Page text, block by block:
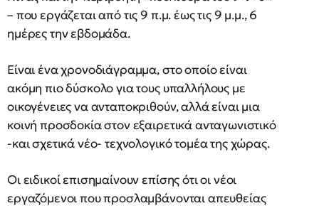
– που εργάζεται από τις 9 π.μ. έως τις 9 μ.μ., 6
ημέρες την εβδομάδα.
Είναι ένα χρονοδιάγραμμα, στο οποίο είναι
ακόμη πιο δύσκολο για τους υπαλλήλους με
οικογένειες να ανταποκριθούν, αλλά είναι μια
κοινή προσδοκία στον εξαιρετικά ανταγωνιστικό
-και σχετικά νέο- τεχνολογικό τομέα της χώρας.
Οι ειδικοί επισημαίνουν επίσης ότι οι νέοι
εργαζόμενοι που προσλαμβάνονται απευθείας